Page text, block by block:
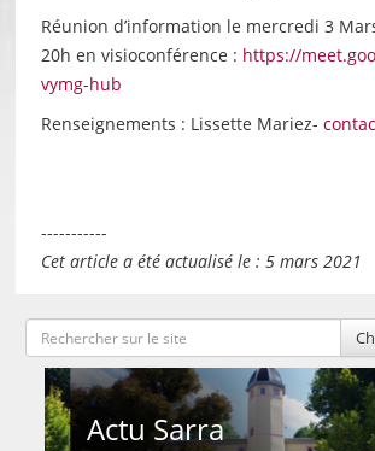
Réunion d’information le mercredi 3
20h en visioconférence : https://
vymg-hub
Renseignements : Lissette Mariez-
-----------
Cet article a été actualisé le : 5 mars 2021
Actu Sarra